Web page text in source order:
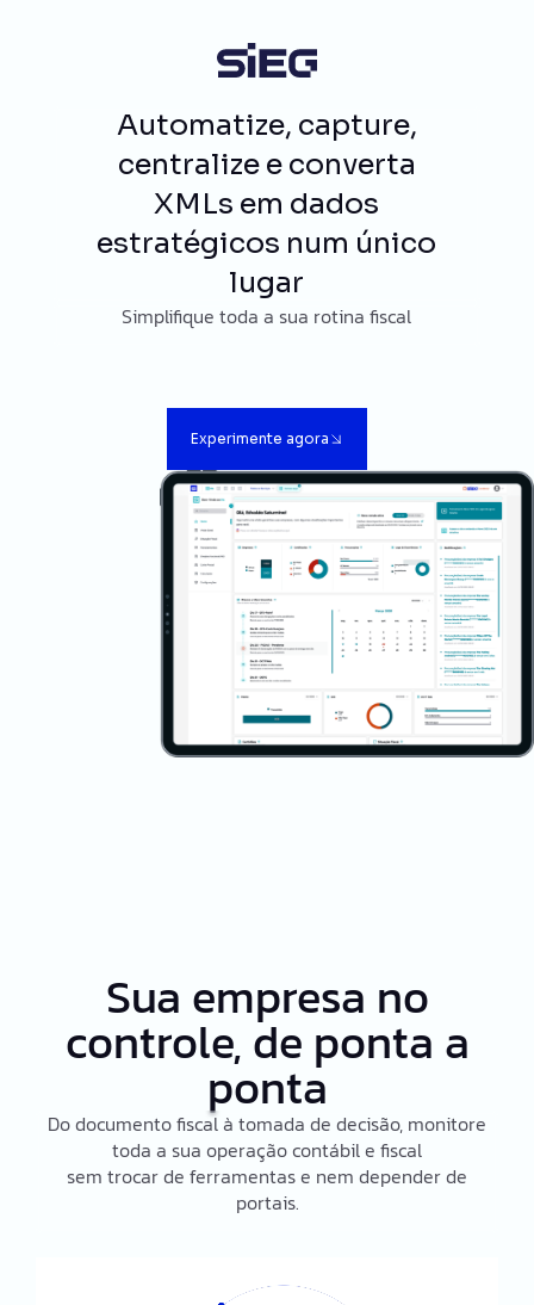
Automatize, capture,
centralize e converta
XMLs em dados
estratégicos num único
lugar
Simplifique toda a sua rotina fiscal
Experimente agora
Sua empresa no
controle, de ponta a
ponta
Do documento fiscal à tomada de decisão, monitore
toda a sua operação contábil e fiscal
sem trocar de ferramentas e nem depender de
portais.